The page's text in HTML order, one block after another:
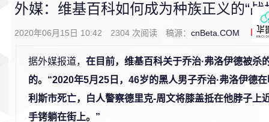
外媒：维基百科如何成为种族正义的“战
2020年06月15日 10:42 2304 次阅读 稿源： cnBeta.COM 0
据外媒报道， 在目前，维基百科关于乔治·弗洛伊德被杀
的。“2020年5月25日，46岁的黑人男子乔治·弗洛伊德
利斯市死亡，白人警察德里克-周文将膝盖抵在他脖子上
手铐躺在街上。”